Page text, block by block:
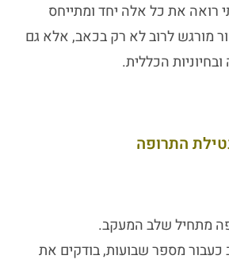
רואה את כל אלה יחד ומתייחס
מורגש לרוב לא רק בכאב, אלא גם
הכללית.
התרופה
מתחיל שלב המעקב.
כעבור מספר שבועות, בודקים את